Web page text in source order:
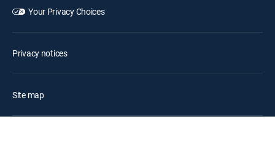
Your Privacy Choices
Privacy notices
Site map